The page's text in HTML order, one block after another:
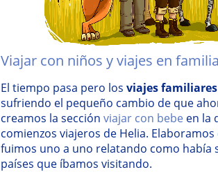
Viajar con niños y viajes en familia
El tiempo pasa pero los viajes familiares
sufriendo el pequeño cambio de que
creamos la sección viajar con bebe en la
comienzos viajeros de Helia.
fuimos uno a uno relatando como había
países que íbamos visitando.